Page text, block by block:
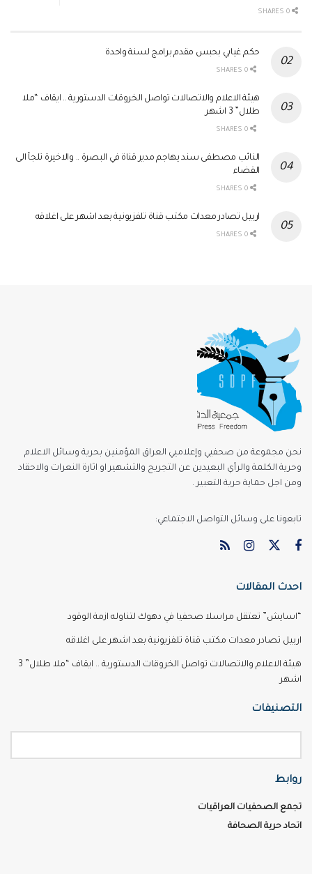
حكم غيابي بحبس مقدم برامج لسنة واحدة
هيئة الاعلام والاتصالات تواصل الخروقات الدستورية .. ايقاف “ملا
طلال” 3 اشهر
النائب مصطفى سند يهاجم مدير قناة في البصرة .. والاخيرة تلجأ الى
القضاء
اربيل تصادر معدات مكتب قناة تلفزيونية بعد اشهر على اغلاقه
نحن مجموعة من صحفيي وإعلاميي العراق المؤمنين بحرية وسائل الاعلام
وحرية الكلمة والرأي البعيدين عن التجريح والتشهير او اثارة النعرات والاحقاد
ومن اجل حماية حرية التعبير .
تابعونا على وسائل التواصل الاجتماعي:
احدث المقالات
“اسايش” تعتقل مراسلا صحفيا في دهوك لتناوله ازمة الوقود
اربيل تصادر معدات مكتب قناة تلفزيونية بعد اشهر على اغلاقه
هيئة الاعلام والاتصالات تواصل الخروقات الدستورية .. ايقاف “ملا طلال” 3
اشهر
التصنيفات
روابط
تجمع الصحفيات العراقيات
اتحاد حرية الصحافة